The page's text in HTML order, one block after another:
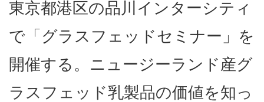
東京都港区の品川インターシティ
で「グラスフェッドセミナー」を
開催する。ニュージーランド産グ
ラスフェッド乳製品の価値を知っ